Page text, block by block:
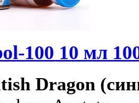
100 10 мл
Dragon